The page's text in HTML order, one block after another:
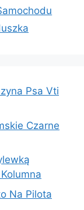
Psa Vti
Czarne
Na Pilota